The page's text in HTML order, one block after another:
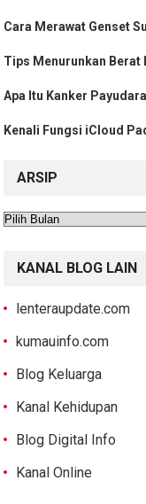
Cara Merawat Genset
Tips Menurunkan Berat
Apa Itu Kanker
Kenali Fungsi iCloud
ARSIP
Arsip
KANAL BLOG LAIN
lenteraupdate.com
kumauinfo.com
Blog Keluarga
Kanal Kehidupan
Blog Digital Info
Kanal Online